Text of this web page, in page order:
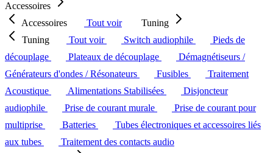
Accessoires
Accessoires
Tout voir
Tuning
Tuning
Tout voir Switch audiophile
Pieds de
découplage
Plateaux de découplage
Démagnétiseurs /
Générateurs d'ondes / Résonateurs
Fusibles
Traitement
Acoustique
Alimentations Stabilisées
Disjoncteur
audiophile
Prise de courant murale
Prise de courant pour
multiprise
Batteries
Tubes électroniques et accessoires liés
aux tubes
Traitement des contacts audio